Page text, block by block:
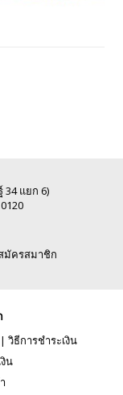
แยก 6)
มัครสมาชิก
| วิธีการชำระเงิน
น